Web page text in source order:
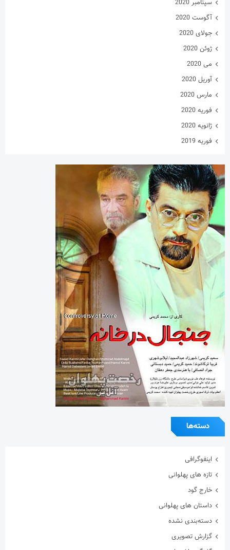
آوریل 2020
مارس 2020
فوریه 2020
ژانویه 2020
فوریه 2019
دسته‌ها
اینفوگرافی
تازه های پهلوانی
خارج گود
داستان های پهلوانی
دسته‌بندی نشده
گزارش تصویری
گفتگوی اختصاصی
معرفی زورخانه ها
هنرمندان ورزشکار
ویدیو